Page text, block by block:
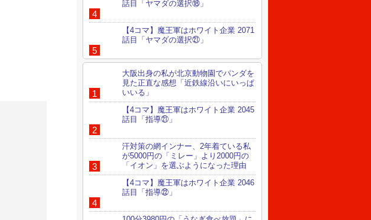
話目「ヤマダの選択⑱」
【4コマ】魔王軍はホワイト企業 2071
話目「ヤマダの選択㉑」
大阪出身の私が北京動物園でパンダを
見た正直な感想「近鉄線沿いにいっぱ
いいる」
【4コマ】魔王軍はホワイト企業 2045
話目「指導㉑」
汗対策の網インナー、2年着ている私
が5000円の「ミレー」より2000円の
「イオン」を選ぶようになった理由
【4コマ】魔王軍はホワイト企業 2046
話目「指導㉒」